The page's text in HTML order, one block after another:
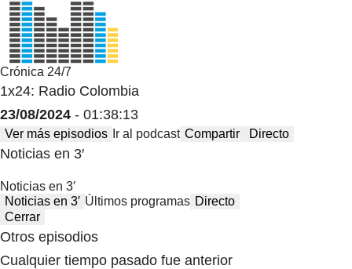
Crónica 24/7
1x24: Radio Colombia
23/08/2024 - 01:38:13
Ver más episodios Ir al podcast Compartir Directo
Noticias en 3′
Noticias en 3′
Noticias en 3′ Últimos programas Directo
Cerrar
Otros episodios
Cualquier tiempo pasado fue anterior